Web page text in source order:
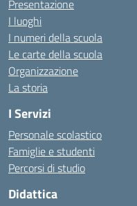
Presentazione
I luoghi
I numeri della scuola
Le carte della scuola
Organizzazione
La storia
I Servizi
Personale scolastico
Famiglie e studenti
Percorsi di studio
Didattica